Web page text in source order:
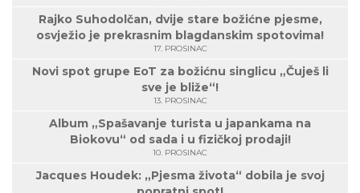
Rajko Suhodolčan, dvije stare božićne pjesme,
osvježio je prekrasnim blagdanskim spotovima!
17. PROSINAC
Novi spot grupe EoT za božićnu singlicu „Čuješ li
sve je bliže“!
13. PROSINAC
Album „Spašavanje turista u japankama na
Biokovu“ od sada i u fizičkoj prodaji!
10. PROSINAC
Jacques Houdek: „Pjesma života“ dobila je svoj